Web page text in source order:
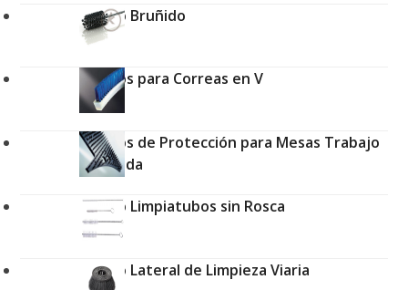
Cepillo Bruñido
Cepillos para Correas en V
Cepillos de Protección para Mesas Trabajo
a Medida
Cepillo Limpiatubos sin Rosca
Cepillo Lateral de Limpieza Viaria